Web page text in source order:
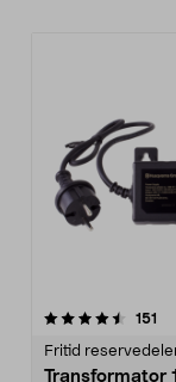
151
Fritid
Transformator
4.5av 5